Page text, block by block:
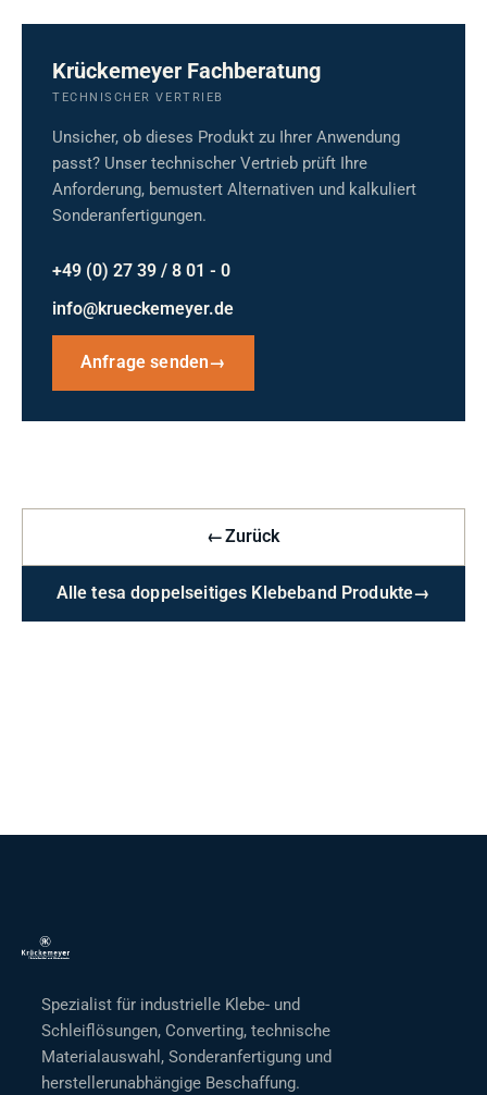
Krückemeyer Fachberatung
TECHNISCHER VERTRIEB
Unsicher, ob dieses Produkt zu Ihrer Anwendung
passt? Unser technischer Vertrieb prüft Ihre
Anforderung, bemustert Alternativen und kalkuliert
Sonderanfertigungen.
+49 (0) 27 39 / 8 01 - 0
info@krueckemeyer.de
Anfrage senden→
←Zurück
Alle tesa doppelseitiges Klebeband Produkte→
Spezialist für industrielle Klebe- und
Schleiflösungen, Converting, technische
Materialauswahl, Sonderanfertigung und
herstellerunabhängige Beschaffung.